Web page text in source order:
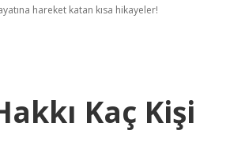
hareket katan kısa hikayeler!
Kaç Kişi